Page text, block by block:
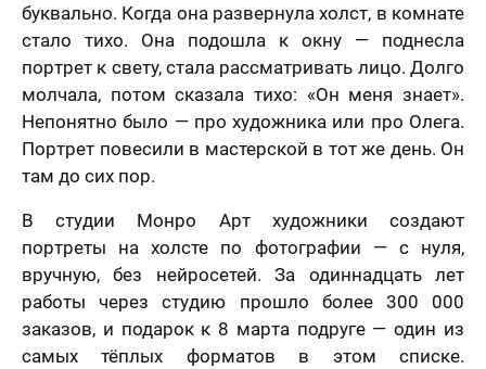
буквально. Когда она развернула холст, в комнате
стало тихо. Она подошла к окну — поднесла
портрет к свету, стала рассматривать лицо. Долго
молчала, потом сказала тихо: «Он меня знает».
Непонятно было — про художника или про Олега.
Портрет повесили в мастерской в тот же день. Он
там до сих пор.
В студии Монро Арт художники создают
портреты на холсте по фотографии — с нуля,
вручную, без нейросетей. За одиннадцать лет
работы через студию прошло более 300 000
заказов, и подарок к 8 марта подруге — один из
самых тёплых форматов в этом списке.